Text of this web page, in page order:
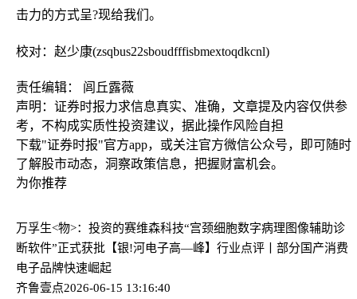
击力的方式呈?现给我们。
校对：赵少康(zsqbus22sboudfffisbmextoqdkcnl)
责任编辑： 闾丘露薇
声明：证券时报力求信息真实、准确，文章提及内容仅供参
考，不构成实质性投资建议，据此操作风险自担
下载"证券时报"官方app，或关注官方微信公众号，即可随时
了解股市动态，洞察政策信息，把握财富机会。
为你推荐
万孚生<物>：投资的赛维森科技“宫颈细胞数字病理图像辅助诊
断软件”正式获批 【银!河电子高—峰】行业点评丨部分国产消费
电子品牌快速崛起
齐鲁壹点2026-06-15 13:16:40